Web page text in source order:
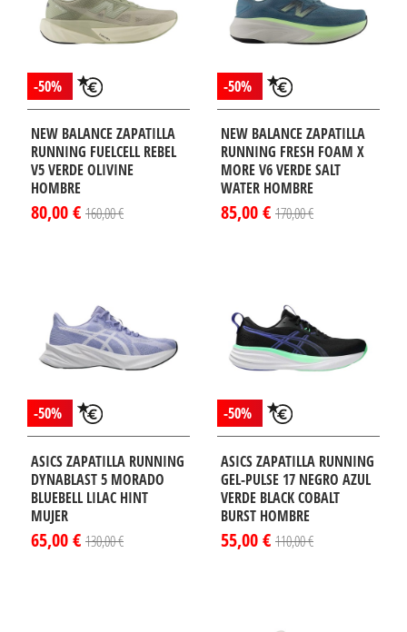
-50%
NEW BALANCE ZAPATILLA
RUNNING FUELCELL REBEL
V5 VERDE OLIVINE
HOMBRE
80,00 € 160,00 €
-50%
NEW BALANCE ZAPATILLA
RUNNING FRESH FOAM X
MORE V6 VERDE SALT
WATER HOMBRE
85,00 € 170,00 €
-50%
ASICS ZAPATILLA RUNNING
DYNABLAST 5 MORADO
BLUEBELL LILAC HINT
MUJER
65,00 € 130,00 €
-50%
ASICS ZAPATILLA RUNNING
GEL-PULSE 17 NEGRO AZUL
VERDE BLACK COBALT
BURST HOMBRE
55,00 € 110,00 €